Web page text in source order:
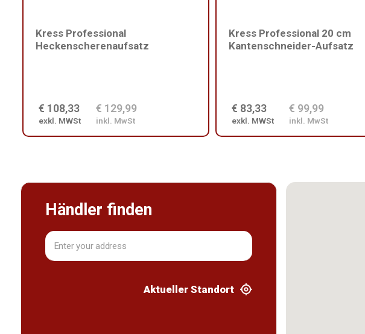
Kress Professional
Heckenscherenaufsatz
€ 108,33
exkl. MWSt
€ 129,99
inkl. MwSt
Kress Professional 20 cm
Kantenschneider-Aufsatz
€ 83,33
exkl. MWSt
€ 99,99
inkl. MwSt
Händler finden
Aktueller Standort